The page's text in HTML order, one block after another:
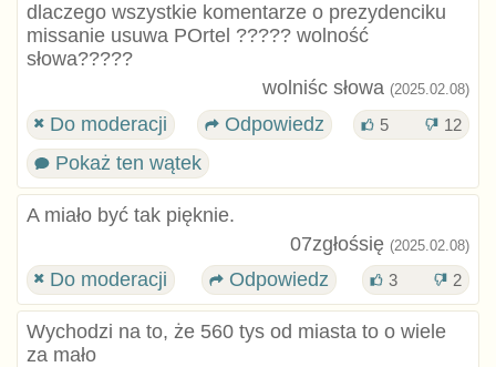
dlaczego wszystkie komentarze o prezydenciku
missanie usuwa POrtel ????? wolność
słowa?????
wolniśc słowa (2025.02.08)
Do moderacji Odpowiedz 5 12
Pokaż ten wątek
A miało być tak pięknie.
07zgłośsię (2025.02.08)
Do moderacji Odpowiedz 3 2
Wychodzi na to, że 560 tys od miasta to o wiele
za mało